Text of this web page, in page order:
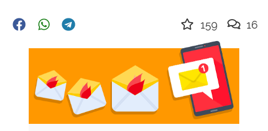
159 16